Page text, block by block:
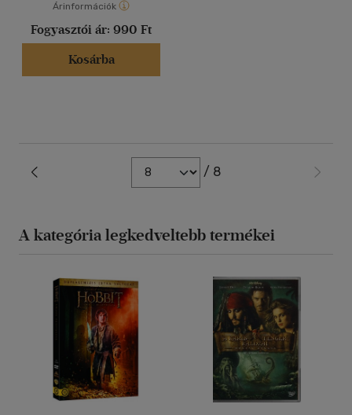
Árinformációk
Fogyasztói ár: 990 Ft
Kosárba
/ 8
A kategória legkedveltebb termékei